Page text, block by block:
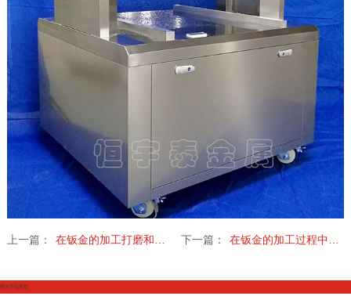
上一篇： 下一篇：
相关产品推荐